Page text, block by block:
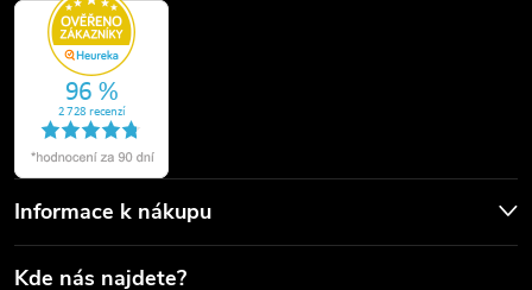
Informace k nákupu
Kde nás najdete?